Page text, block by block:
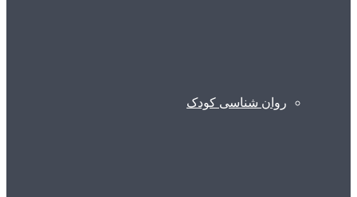
روان شناسی کودک